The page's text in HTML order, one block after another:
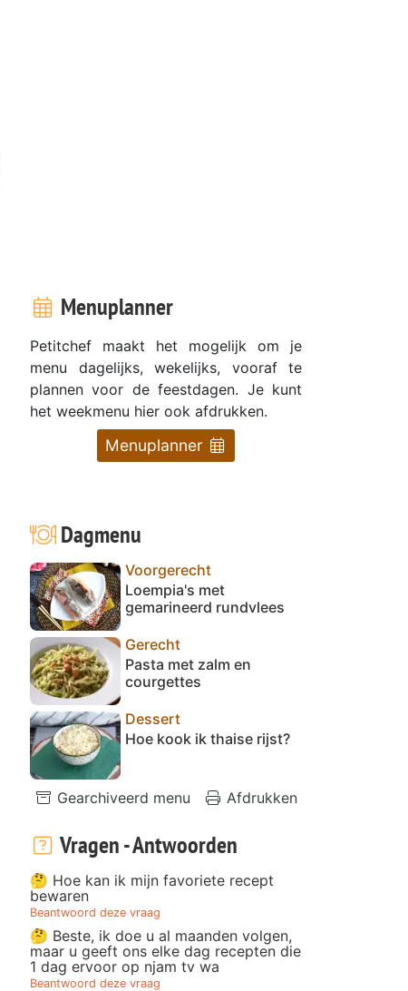
Menuplanner
Petitchef maakt het mogelijk om je
menu dagelijks, wekelijks, vooraf te
plannen voor de feestdagen. Je kunt
het weekmenu hier ook afdrukken.
Menuplanner
Dagmenu
Voorgerecht
Loempia's met
gemarineerd rundvlees
Gerecht
Pasta met zalm en
courgettes
Dessert
Hoe kook ik thaise rijst?
Gearchiveerd menu Afdrukken
Vragen - Antwoorden
🤔 Hoe kan ik mijn favoriete recept
bewaren
Beantwoord deze vraag
🤔 Beste, ik doe u al maanden volgen,
maar u geeft ons elke dag recepten die
1 dag ervoor op njam tv wa
Beantwoord deze vraag